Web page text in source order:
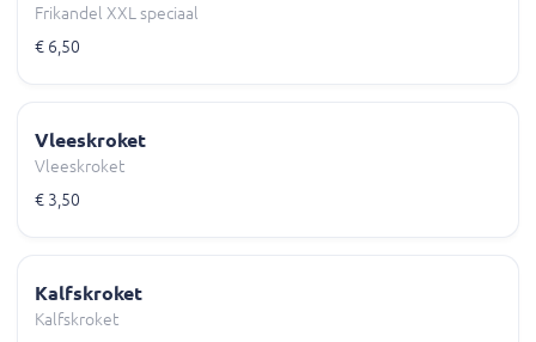
Frikandel XXL speciaal
€ 6,50
Vleeskroket
Vleeskroket
€ 3,50
Kalfskroket
Kalfskroket